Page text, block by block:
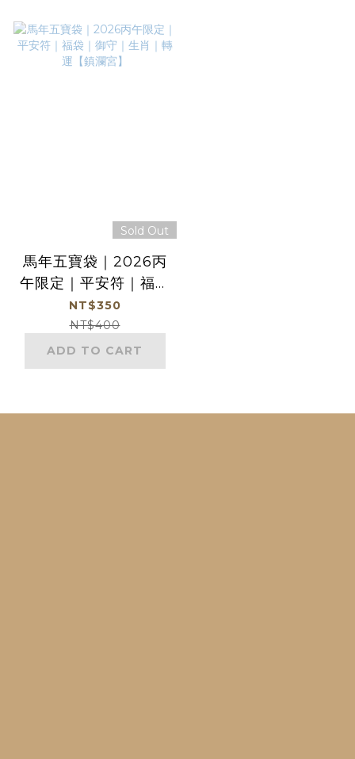
Sold Out
馬年五寶袋｜2026丙
午限定｜平安符｜福袋
｜御守｜生肖｜轉運
【鎮瀾宮】
NT$350
NT$400
ADD TO CART